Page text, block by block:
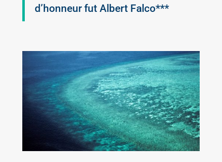
d’honneur fut Albert Falco***